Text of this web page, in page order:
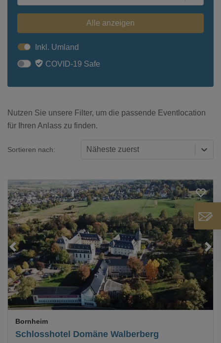
Alle anzeigen
Inkl. Umland
COVID-19 Safe
Nutzen Sie unsere Filter, um die passende Eventlocation
für Ihren Anlass zu finden.
Sortieren nach: Näheste zuerst
Loading...
Schlosshotel Domäne Walberberg
Bornheim